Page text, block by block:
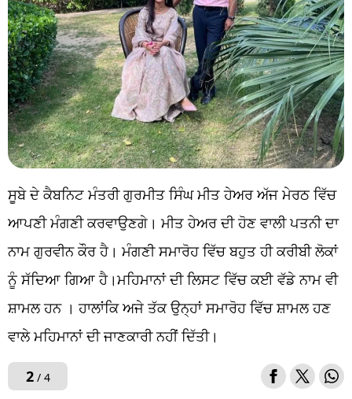
ਸੂਬੇ ਦੇ ਕੈਬਨਿਟ ਮੰਤਰੀ ਗੁਰਮੀਤ ਸਿੰਘ ਮੀਤ ਹੇਅਰ ਅੱਜ ਮੇਰਠ ਵਿੱਚ
ਆਪਣੀ ਮੰਗਣੀ ਕਰਵਾਉਣਗੇ। ਮੀਤ ਹੇਅਰ ਦੀ ਹੋਣ ਵਾਲੀ ਪਤਨੀ ਦਾ
ਨਾਮ ਗੁਰਵੀਨ ਕੌਰ ਹੈ। ਮੰਗਣੀ ਸਮਾਰੋਹ ਵਿੱਚ ਬਹੁਤ ਹੀ ਕਰੀਬੀ ਲੋਕਾਂ
ਨੂੰ ਸੱਦਿਆ ਗਿਆ ਹੈ।ਮਹਿਮਾਨਾਂ ਦੀ ਲਿਸਟ ਵਿੱਚ ਕਈ ਵੱਡੇ ਨਾਮ ਵੀ
ਸ਼ਾਮਲ ਹਨ । ਹਾਲਾਂਕਿ ਅਜੇ ਤੱਕ ਉਨ੍ਹਾਂ ਸਮਾਰੋਹ ਵਿੱਚ ਸ਼ਾਮਲ ਹਣ
ਵਾਲੇ ਮਹਿਮਾਨਾਂ ਦੀ ਜਾਣਕਾਰੀ ਨਹੀਂ ਦਿੱਤੀ।
2/ 4